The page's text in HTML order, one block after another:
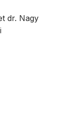
dr. Nagy